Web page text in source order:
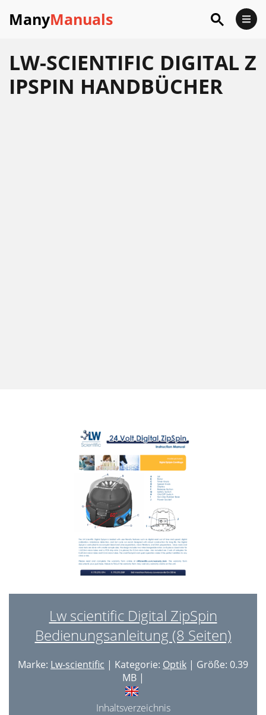
ManyManuals
LW-SCIENTIFIC DIGITAL Z
IPSPIN HANDBÜCHER
Lw scientific Digital ZipSpin
Bedienungsanleitung (8 Seiten)
Marke: Lw-scientific | Kategorie: Optik | Größe: 0.39
MB |
Inhaltsverzeichnis